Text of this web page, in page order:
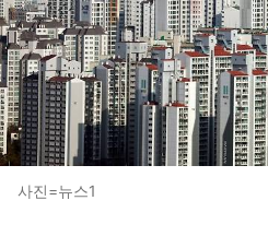
사진=뉴스1